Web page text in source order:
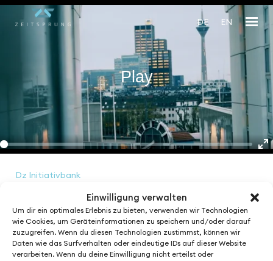
Einwilligung verwalten
Um dir ein optimales Erlebnis zu bieten, verwenden wir Technologien
wie Cookies, um Geräteinformationen zu speichern und/oder darauf
zuzugreifen. Wenn du diesen Technologien zustimmst, können wir
Daten wie das Surfverhalten oder eindeutige IDs auf dieser Website
verarbeiten. Wenn du deine Einwilligung nicht erteilst oder
DE EN
Play
Dz Initiativbank
See More from